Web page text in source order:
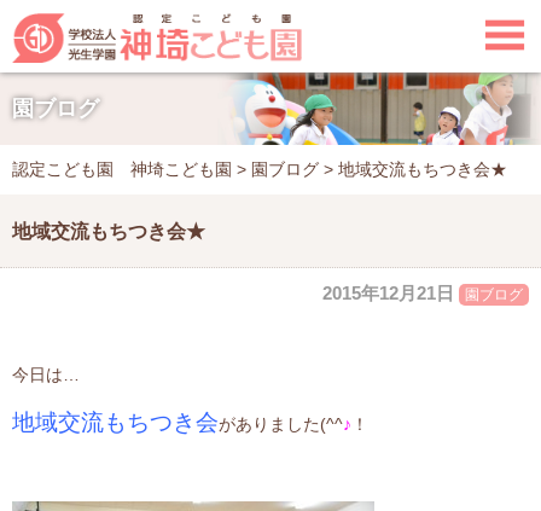

園ブログ
認定こども園 神埼こども園 > 園ブログ > 地域交流もちつき会★
地域交流もちつき会★
2015年12月21日 園ブログ
今日は…
地域交流もちつき会がありました(^^♪ ！